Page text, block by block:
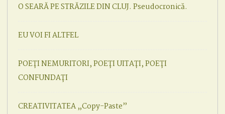
O SEARĂ PE STRĂZILE DIN CLUJ. Pseudocronică.
EU VOI FI ALTFEL
POEȚI NEMURITORI, POEȚI UITAȚI, POEȚI
CONFUNDAȚI
CREATIVITATEA „Copy-Paste”